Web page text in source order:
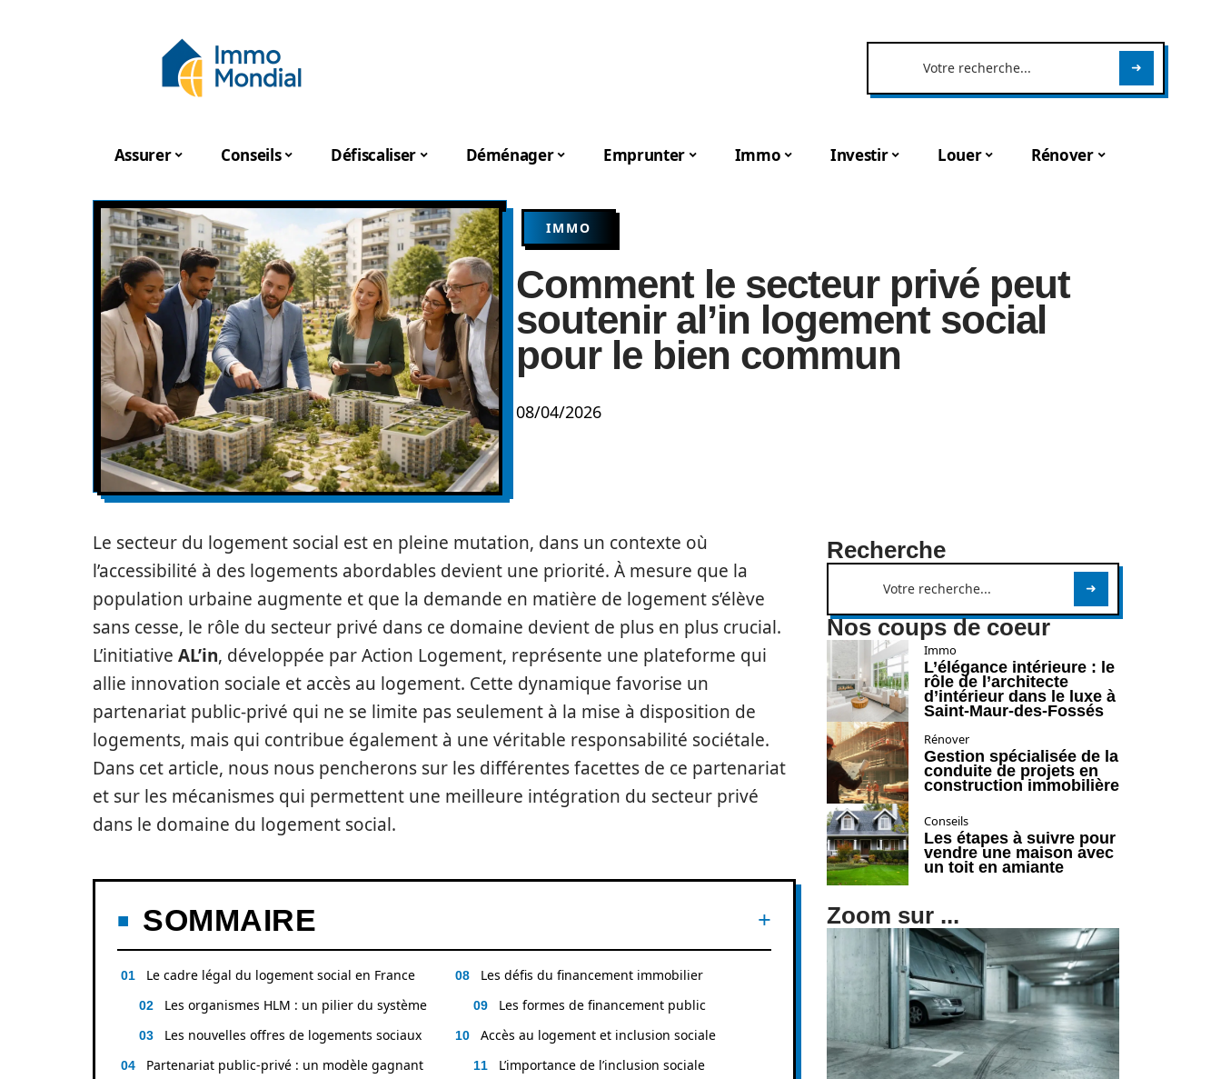
Assurer Conseils Défiscaliser Déménager Emprunter Immo Investir Louer Rénover
IMMO
Comment le secteur privé peut
soutenir al’in logement social
pour le bien commun
08/04/2026
Le secteur du logement social est en pleine mutation, dans un contexte où
l’accessibilité à des logements abordables devient une priorité. À mesure que la
population urbaine augmente et que la demande en matière de logement s’élève
sans cesse, le rôle du secteur privé dans ce domaine devient de plus en plus crucial.
L’initiative AL’in, développée par Action Logement, représente une plateforme qui
allie innovation sociale et accès au logement. Cette dynamique favorise un
partenariat public-privé qui ne se limite pas seulement à la mise à disposition de
logements, mais qui contribue également à une véritable responsabilité sociétale.
Dans cet article, nous nous pencherons sur les différentes facettes de ce partenariat
et sur les mécanismes qui permettent une meilleure intégration du secteur privé
dans le domaine du logement social.
SOMMAIRE
Le cadre légal du logement social en France
Les organismes HLM : un pilier du système
Les nouvelles offres de logements sociaux
Partenariat public-privé : un modèle gagnant
Les défis du financement immobilier
Les formes de financement public
Accès au logement et inclusion sociale
L’importance de l’inclusion sociale
Recherche
Nos coups de coeur
Immo
L’élégance intérieure : le
rôle de l’architecte
d’intérieur dans le luxe à
Saint-Maur-des-Fossés
Rénover
Gestion spécialisée de la
conduite de projets en
construction immobilière
Conseils
Les étapes à suivre pour
vendre une maison avec
un toit en amiante
Zoom sur ...